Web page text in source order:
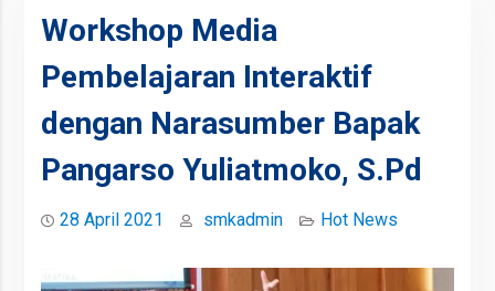
Workshop Media
Pembelajaran Interaktif
dengan Narasumber Bapak
Pangarso Yuliatmoko, S.Pd
28 April 2021 smkadmin Hot News